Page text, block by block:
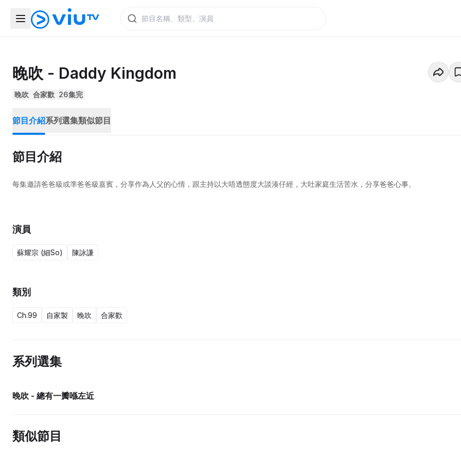
晚吹 - Daddy Kingdom
晚吹 合家歡 26集完
節目介紹系列選集類似節目
節目介紹
每集邀請爸爸級或準爸爸級嘉賓，分享作為人父的心情，跟主持以大唔透態度大談湊仔經，大吐家庭生活苦水，分享爸爸心事。
演員
蘇耀宗 (細So) 陳詠謙
類別
Ch.99 自家製 晚吹 合家歡
系列選集
晚吹 - 總有一瓣喺左近
類似節目